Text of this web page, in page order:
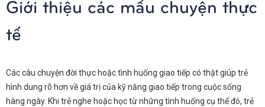
Giới thiệu các mẩu chuyện thực
tế
Các câu chuyện đời thực hoặc tình huống giao tiếp có thật giúp trẻ
hình dung rõ hơn về giá trị của kỹ năng giao tiếp trong cuộc sống
hàng ngày. Khi trẻ nghe hoặc học từ những tình huống cụ thể đó, trẻ